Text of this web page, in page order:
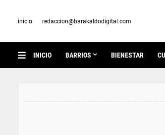
inicio redaccion@barakaldodigital.com
INICIO BARRIOS BIENESTAR